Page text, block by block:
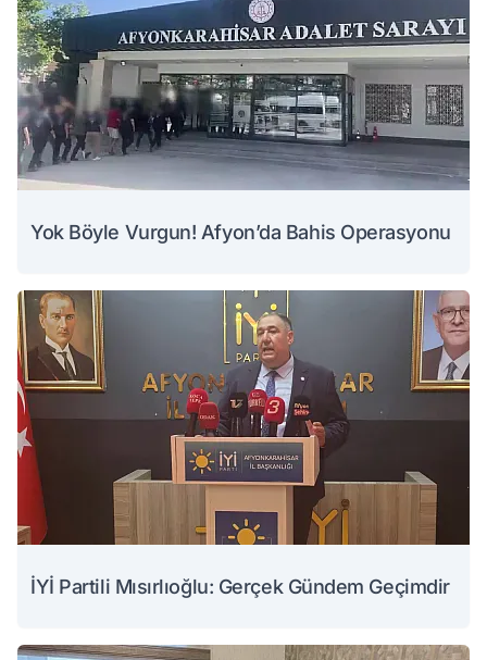
Yok Böyle Vurgun! Afyon’da Bahis Operasyonu
İYİ Partili Mısırlıoğlu: Gerçek Gündem Geçimdir